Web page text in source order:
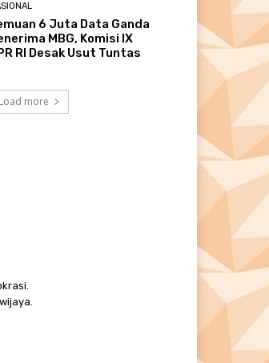
6 Juta Data Ganda
MBG, Komisi IX
RI Desak Usut Tuntas
Load more